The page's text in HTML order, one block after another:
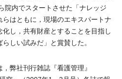
院内でスタートさせた「ナレッジ
はともに，現場のエキスパートナ
し，共有財産とすることを目指し
しい試みだ」と賞賛した。
弊社刊行雑誌『看護管理』